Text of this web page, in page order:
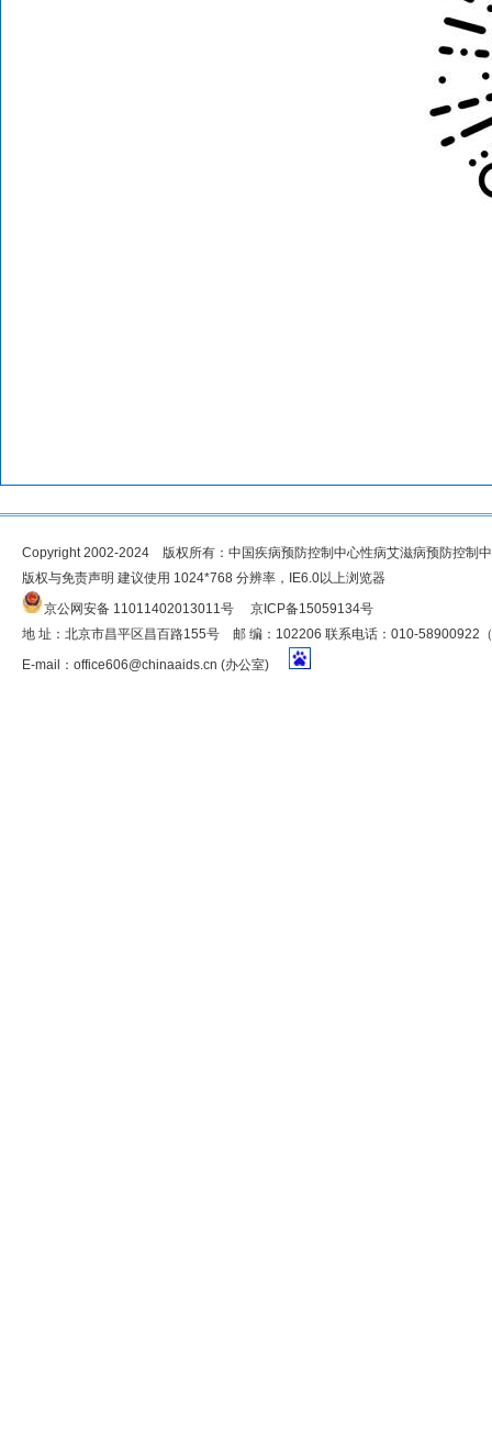
Copyright 2002-2024 版权所有：中国疾病预防控制中心性病艾滋病预防控制
版权与免责声明 建议使用 1024*768 分辨率，IE6.0以上浏览器
京公网安备 11011402013011号
京ICP备15059134号
地 址：北京市昌平区昌百路155号 邮 编：102206 联系电话：010-58900922
E-mail： office606@chinaaids.cn (办公室)